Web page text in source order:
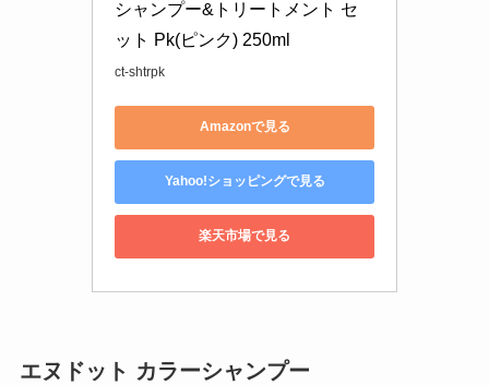
シャンプー&トリートメント セ
ット Pk(ピンク) 250ml
ct-shtrpk
Amazonで見る
Yahoo!ショッピングで見る
楽天市場で見る
エヌドット カラーシャンプー